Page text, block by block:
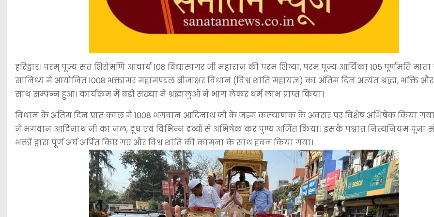
हरिद्वार। परम् पूज्य संत शिरोमणि आचार्य 108 विद्यासागर जी महाराज की परम शिष्या, परम पूज्य आर्यिका 105 पूर्णमति
सानिध्य में आयोजित 1008 भक्तामर महामण्डल बीजाक्षर विधान (विश्व शांति महायज्ञ) का अंतिम दिन अत्यंत श्रद्धा, भक्ति
साथ सम्पन्न हुआ। कार्यक्रम में बड़ी संख्या में श्रद्धालुओं ने भाग लेकर धर्म लाभ प्राप्त किया।
विधान के अंतिम दिन प्रातःकाल में 1008 भगवान आदिनाथ जी के जन्म कल्याणक के अवसर पर विशेष अभिषेक किया
ने भगवान आदिनाथ जी का जल, दूध एवं विभिन्न द्रव्यों से अभिषेक कर पुण्य अर्जित किया। इसके पश्चात नित्यनियम पूजा
भक्तों द्वारा पूर्ण अर्घ अर्पित किए गए और विश्व शांति की कामना के साथ हवन किया गया।